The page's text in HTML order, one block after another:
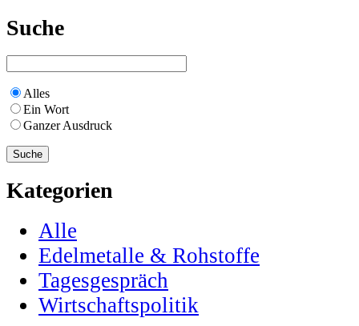
Suche
Alles
Ein Wort
Ganzer Ausdruck
Kategorien
Alle
Edelmetalle & Rohstoffe
Tagesgespräch
Wirtschaftspolitik